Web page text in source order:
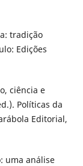
tradição
Edições
ciência e
Políticas da
Editorial,
uma análise